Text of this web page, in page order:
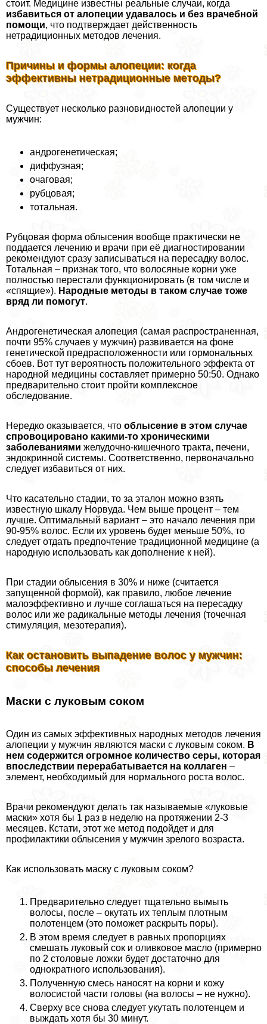
стоит. Медицине известны реальные случаи, когда
избавиться от алопеции удавалось и без врачебной
помощи, что подтверждает действенность
нетрадиционных методов лечения.
Причины и формы алопеции: когда
эффективны нетрадиционные методы?
Существует несколько разновидностей алопеции у
мужчин:
андрогенетическая;
диффузная;
очаговая;
рубцовая;
тотальная.
Рубцовая форма облысения вообще пpaктически не
поддается лечению и врачи при её диагностировании
рекомендуют сразу записываться на пересадку волос.
Тотальная – признак того, что волосяные корни уже
полностью перестали функционировать (в том числе и
«спящие»). Народные методы в таком случае тоже
вряд ли помогут.
Андрогенетическая алопеция (самая распространенная,
почти 95% случаев у мужчин) развивается на фоне
генетической предрасположенности или гормональных
сбоев. Вот тут вероятность положительного эффекта от
народной медицины составляет примерно 50:50. Однако
предварительно стоит пройти комплексное
обследование.
Нередко оказывается, что облысение в этом случае
спровоцировано какими-то хроническими
заболеваниями желудочно-кишечного тpaкта, печени,
эндокринной системы. Соответственно, первоначально
следует избавиться от них.
Что касательно стадии, то за эталон можно взять
известную шкалу Норвуда. Чем выше процент – тем
лучше. Оптимальный вариант – это начало лечения при
90-95% волос. Если их уровень будет меньше 50%, то
следует отдать предпочтение традиционной медицине (а
народную использовать как дополнение к ней).
При стадии облысения в 30% и ниже (считается
запущенной формой), как правило, любое лечение
малоэффективно и лучше соглашаться на пересадку
волос или же радикальные методы лечения (точечная
стимуляция, мезотерапия).
Как остановить выпадение волос у мужчин:
способы лечения
Маски с луковым соком
Один из самых эффективных народных методов лечения
алопеции у мужчин являются маски с луковым соком. В
нем содержится огромное количество серы, которая
впоследствии переpaбатывается на коллаген –
элемент, необходимый для нормального роста волос.
Врачи рекомендуют делать так называемые «луковые
маски» хотя бы 1 раз в неделю на протяжении 2-3
месяцев. Кстати, этот же метод подойдет и для
профилактики облысения у мужчин зрелого возраста.
Как использовать маску с луковым соком?
Предварительно следует тщательно вымыть
волосы, после – окутать их теплым плотным
полотенцем (это поможет раскрыть поры).
В этом время следует в равных пропорциях
смешать луковый сок и оливковое масло (примерно
по 2 столовые ложки будет достаточно для
однократного использования).
Полученную смесь наносят на корни и кожу
волосистой части головы (на волосы – не нужно).
Сверху все снова следует укутать полотенцем и
выждать хотя бы 30 минут.